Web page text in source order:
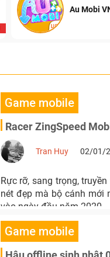
Au Mobi
Game mobile
Racer ZingSpeed
Tran Huy 02/01/
Rực rỡ, sang trọng,
nét đẹp mà bộ cánh mới
vào ngày đầu năm 2020.
Game mobile